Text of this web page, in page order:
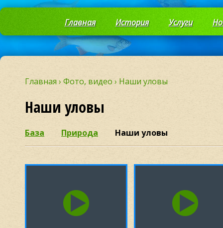
Главная История Услуги
Главная› Фото, видео › Наши уловы
Наши уловы
База Природа Наши уловы